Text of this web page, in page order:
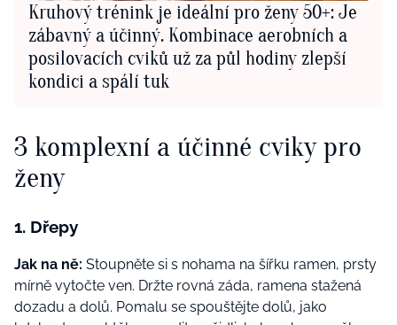
Kruhový trénink je ideální pro ženy 50+: Je
zábavný a účinný. Kombinace aerobních a
posilovacích cviků už za půl hodiny zlepší
kondici a spálí tuk
3 komplexní a účinné cviky pro
ženy
1. Dřepy
Jak na ně: Stoupněte si s nohama na šířku ramen, prsty
mírně vytočte ven. Držte rovná záda, ramena stažená
dozadu a dolů. Pomalu se spouštějte dolů, jako